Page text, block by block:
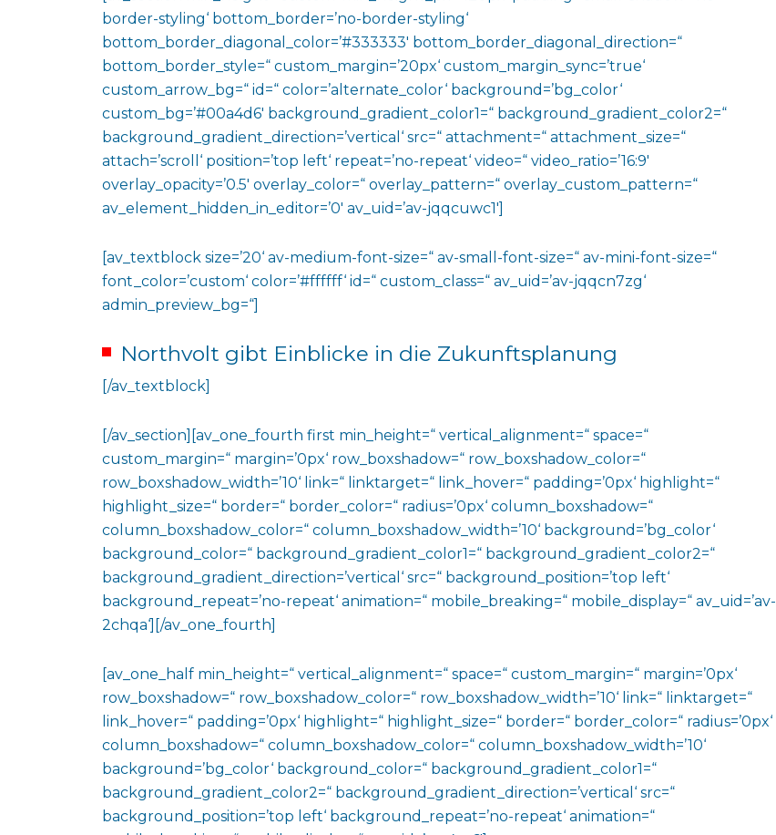
border-styling‘ bottom_border=’no-border-styling‘
bottom_border_diagonal_color=’#333333′ bottom_border_diagonal_direction=“
bottom_border_style=“ custom_margin=’20px‘ custom_margin_sync=’true‘
custom_arrow_bg=“ id=“ color=’alternate_color‘ background=’bg_color‘
custom_bg=’#00a4d6′ background_gradient_color1=“ background_gradient_color2=“
background_gradient_direction=’vertical‘ src=“ attachment=“ attachment_size=“
attach=’scroll‘ position=’top left‘ repeat=’no-repeat‘ video=“ video_ratio=’16:9′
overlay_opacity=’0.5′ overlay_color=“ overlay_pattern=“ overlay_custom_pattern=“
av_element_hidden_in_editor=’0′ av_uid=’av-jqqcuwc1′]
[av_textblock size=’20‘ av-medium-font-size=“ av-small-font-size=“ av-mini-font-size=“
font_color=’custom‘ color=’#ffffff‘ id=“ custom_class=“ av_uid=’av-jqqcn7zg‘
admin_preview_bg=“]
Northvolt gibt Einblicke in die Zukunftsplanung
[/av_textblock]
[/av_section][av_one_fourth first min_height=“ vertical_alignment=“ space=“
custom_margin=“ margin=’0px‘ row_boxshadow=“ row_boxshadow_color=“
row_boxshadow_width=’10‘ link=“ linktarget=“ link_hover=“ padding=’0px‘ highlight=“
highlight_size=“ border=“ border_color=“ radius=’0px‘ column_boxshadow=“
column_boxshadow_color=“ column_boxshadow_width=’10‘ background=’bg_color‘
background_color=“ background_gradient_color1=“ background_gradient_color2=“
background_gradient_direction=’vertical‘ src=“ background_position=’top left‘
background_repeat=’no-repeat‘ animation=“ mobile_breaking=“ mobile_display=“ av_uid=’av-
2chqa‘][/av_one_fourth]
[av_one_half min_height=“ vertical_alignment=“ space=“ custom_margin=“ margin=’0px‘
row_boxshadow=“ row_boxshadow_color=“ row_boxshadow_width=’10‘ link=“ linktarget=“
link_hover=“ padding=’0px‘ highlight=“ highlight_size=“ border=“ border_color=“ radius=’0px‘
column_boxshadow=“ column_boxshadow_color=“ column_boxshadow_width=’10‘
background=’bg_color‘ background_color=“ background_gradient_color1=“
background_gradient_color2=“ background_gradient_direction=’vertical‘ src=“
background_position=’top left‘ background_repeat=’no-repeat‘ animation=“